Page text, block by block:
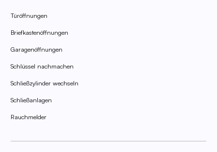
Türöffnungen
Briefkastenöffnungen
Garagenöffnungen
Schlüssel nachmachen
Schließzylinder wechseln
Schließanlagen
Rauchmelder